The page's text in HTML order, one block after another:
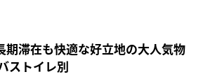
滞在も快適な好立地の大人気物
ストイレ別